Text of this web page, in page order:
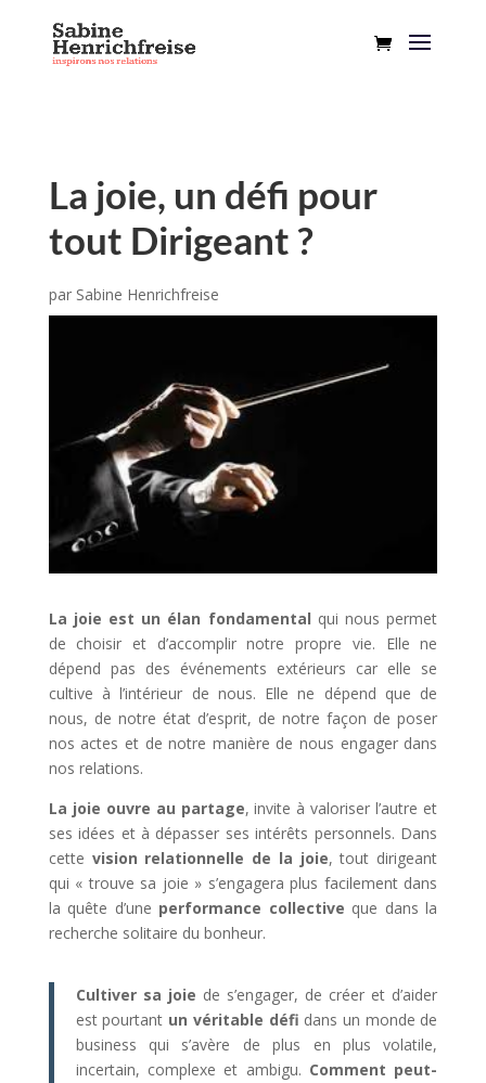
La joie, un défi pour
tout Dirigeant ?
par Sabine Henrichfreise
La joie est un élan fondamental qui nous permet
de choisir et d’accomplir notre propre vie. Elle ne
dépend pas des événements extérieurs car elle se
cultive à l’intérieur de nous. Elle ne dépend que de
nous, de notre état d’esprit, de notre façon de poser
nos actes et de notre manière de nous engager dans
nos relations.
La joie ouvre au partage, invite à valoriser l’autre et
ses idées et à dépasser ses intérêts personnels. Dans
cette vision relationnelle de la joie, tout dirigeant
qui « trouve sa joie » s’engagera plus facilement dans
la quête d’une performance collective que dans la
recherche solitaire du bonheur.
Cultiver sa joie de s’engager, de créer et d’aider
est pourtant un véritable défi dans un monde de
business qui s’avère de plus en plus volatile,
incertain, complexe et ambigu. Comment peut-